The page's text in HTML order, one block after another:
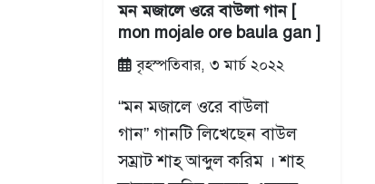
মন মজালে ওরে বাউলা গান [
mon mojale ore baula gan ]
বৃহস্পতিবার, ৩ মার্চ ২০২২
“মন মজালে ওরে বাউলা
গান” গানটি লিখেছেন বাউল
সম্রাট শাহ্‌ আব্দুল করিম । শাহ